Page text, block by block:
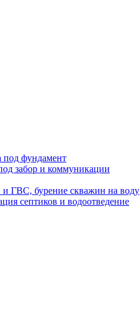
под фундамент
забор и коммуникации
ГВС, бурение скважин на воду
септиков и водоотведение